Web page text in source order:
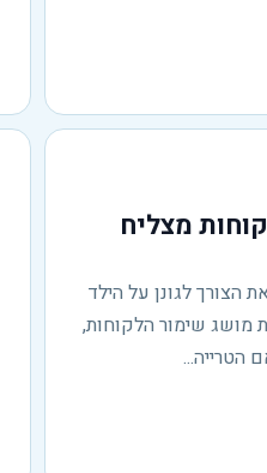
הצורך לגונן על הילד
מושג שימור הלקוחות,
הטרייה...